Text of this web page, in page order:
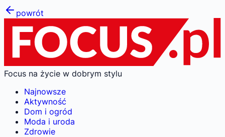
powrót
Focus na życie w dobrym stylu
Najnowsze
Aktywność
Dom i ogród
Moda i uroda
Zdrowie